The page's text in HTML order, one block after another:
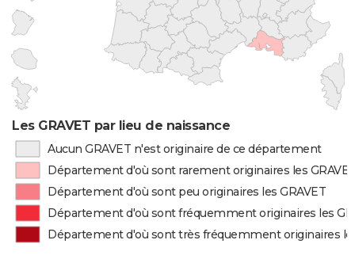
Les GRAVET par lieu de naissance
Aucun GRAVET n'est originaire de ce département
Département d'où sont rarement originaires les
Département d'où sont peu originaires les GRAVET
Département d'où sont fréquemment originaires les
Département d'où sont très fréquemment originaires